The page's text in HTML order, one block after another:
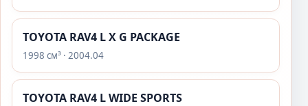
TOYOTA RAV4 L X G PACKAGE
1998 см³ · 2004.04
TOYOTA RAV4 L WIDE SPORTS